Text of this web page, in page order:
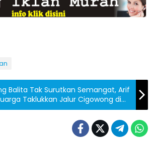
Balita Tak Surutkan Semangat, Arif
Taklukkan Jalur Cigowong di